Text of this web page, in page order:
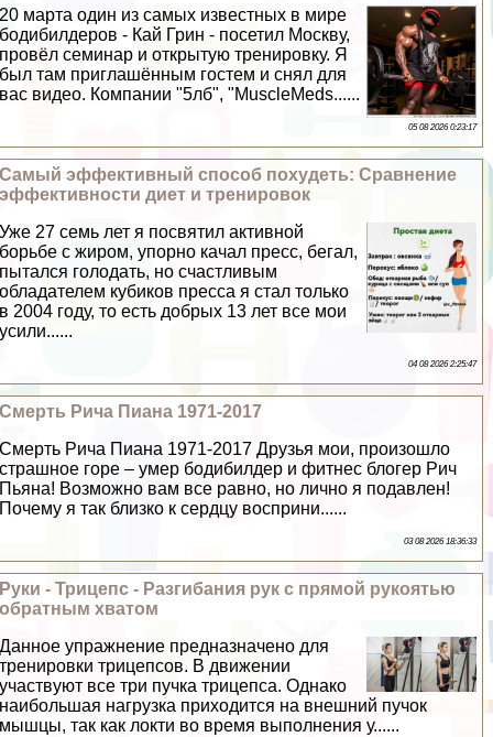
20 марта один из самых известных в мире
бодибилдеров - Кай Грин - посетил Москву,
провёл семинар и открытую тренировку. Я
был там приглашённым гостем и снял для
вас видео. Компании "5лб", "MuscleMeds......
05 08 2026 0:23:17
Самый эффективный способ похудеть: Сравнение
эффективности диет и тренировок
Уже 27 семь лет я посвятил активной
борьбе с жиром, упopно качал пресс, бегал,
пытался голодать, но счастливым
обладателем кубиков пресса я стал только
в 2004 году, то есть добрых 13 лет все мои
усили......
04 08 2026 2:25:47
Cмepть Рича Пиана 1971-2017
Cмepть Рича Пиана 1971-2017 Друзья мои, произошло
страшное горе – умер бодибилдер и фитнес блогер Рич
Пьяна! Возможно вам все равно, но лично я подавлен!
Почему я так близко к сердцу восприни......
03 08 2026 18:36:33
Руки - Трицепс - Разгибания рук с прямой рукоятью
обратным хватом
Данное упражнение предназначено для
тренировки трицепсов. В движении
участвуют все три пучка трицепса. Однако
наибольшая нагрузка приходится на внешний пучок
мышцы, так как локти во время выполнения у......